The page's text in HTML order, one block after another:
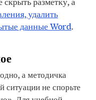
удалить
данные Word.
а методичка
ситуации не спорьте